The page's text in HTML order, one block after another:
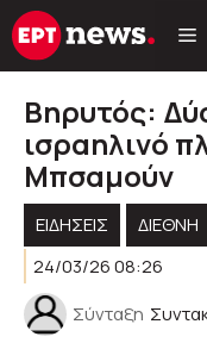
Μετάβαση
σε
Βηρυτός:
ισραηλινό
Μπσαμούν
ΕΙΔΗΣΕΙΣ
ΔΙΕΘΝΗ
24/03/26 08:26
Σύνταξη